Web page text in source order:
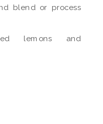
blend or process
lemons and